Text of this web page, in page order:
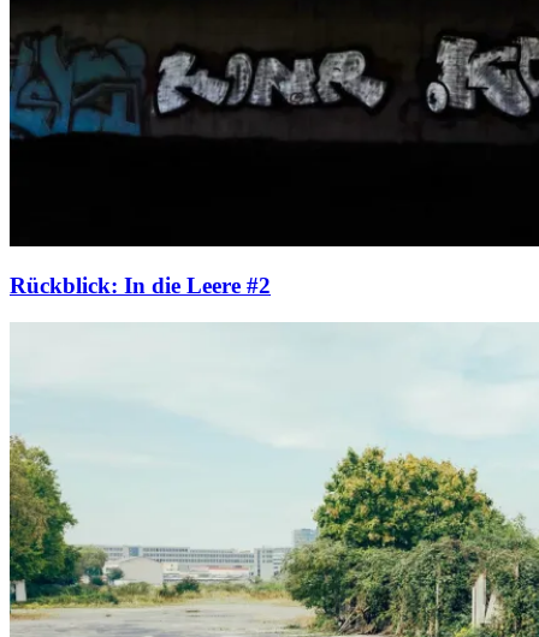
Rückblick: In die Leere #2